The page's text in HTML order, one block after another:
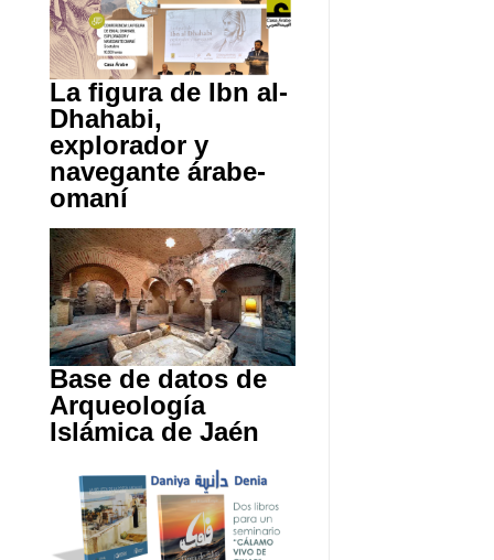
La figura de Ibn al-
Dhahabi,
explorador y
navegante árabe-
omaní
Base de datos de
Arqueología
Islámica de Jaén